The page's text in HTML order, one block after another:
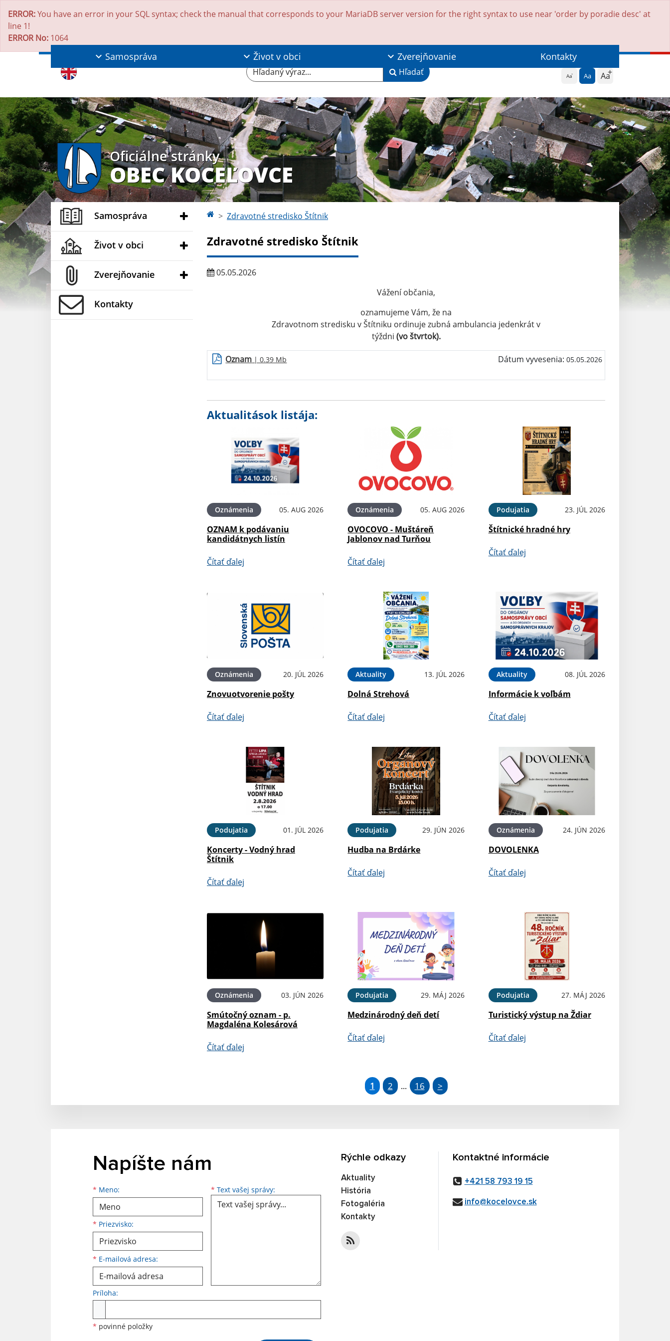
ERROR:You have an error in your SQL syntax; check the manual that corresponds to your MariaDB server version for the right syntax to use near 'order by poradie desc' at
line 1!
ERROR No: 1064
Aa Aa Aa
Hľadaný výraz... Hľadať
Samospráva Život v obci Zverejňovanie Kontakty
Oficiálne stránky
OBEC KOCEĽOVCE
Samospráva
Život v obci
Zverejňovanie
Kontakty
Zdravotné stredisko Štítnik
Zdravotné stredisko Štítnik
05.05.2026
Vážení občania,
oznamujeme Vám, že na
Zdravotnom stredisku v Štítniku ordinuje zubná ambulancia jedenkrát v
týždni (vo štvrtok).
Oznam | 0.39 Mb Dátum vyvesenia: 05.05.2026
Aktualitások listája:
Oznámenia 05. AUG 2026
OZNAM k podávaniu
kandidátnych listín
Čítať ďalej
Oznámenia 05. AUG 2026
OVOCOVO - Muštáreň
Jablonov nad Turňou
Čítať ďalej
Podujatia 23. JÚL 2026
Štítnické hradné hry
Čítať ďalej
Oznámenia 20. JÚL 2026
Znovuotvorenie pošty
Čítať ďalej
Aktuality 13. JÚL 2026
Dolná Strehová
Čítať ďalej
Aktuality 08. JÚL 2026
Informácie k voľbám
Čítať ďalej
Podujatia 01. JÚL 2026
Koncerty - Vodný hrad
Štítnik
Čítať ďalej
Podujatia 29. JÚN 2026
Hudba na Brdárke
Čítať ďalej
Oznámenia 24. JÚN 2026
DOVOLENKA
Čítať ďalej
Oznámenia 03. JÚN 2026
Smútočný oznam - p.
Magdaléna Kolesárová
Čítať ďalej
Podujatia 29. MÁJ 2026
Medzinárodný deň detí
Čítať ďalej
Podujatia 27. MÁJ 2026
Turistický výstup na Ždiar
Čítať ďalej
1 2 ... 16 >
Napíšte nám
* Meno:
Meno
* Priezvisko:
Priezvisko
* E-mailová adresa:
E-mailová adresa * Text vašej správy: Text vašej správy...
Príloha:
* povinné položky
Rýchle odkazy
Aktuality
História
Fotogaléria
Kontakty
Kontaktné informácie
+421 58 793 19 15
info@kocelovce.sk